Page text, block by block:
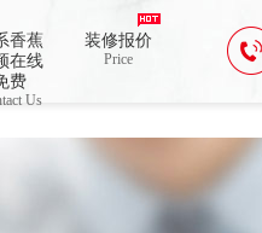
香蕉
在线
费
Us
装修报价
Price